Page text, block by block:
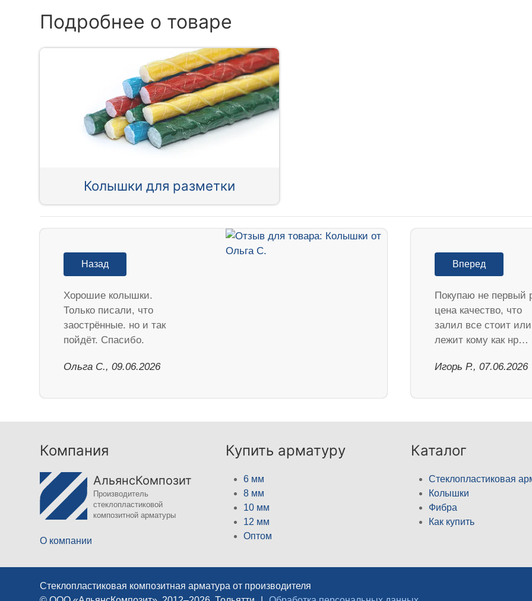
Подробнее о товаре
Колышки для разметки
Назад
Хорошие колышки.
Только писали, что
заострённые. но и так
пойдёт. Спасибо.
Ольга С., 09.06.2026
Вперед
Покупаю не первый
цена качество, что
залил все стоит или
лежит кому как нр…
Игорь Р., 07.06.2026
Компания
АльянсКомпозит
Производитель
стеклопластиковой
композитной арматуры
О компании
Купить арматуру
6 мм
8 мм
10 мм
12 мм
Оптом
Каталог
Стеклопластиковая
Колышки
Фибра
Как купить
Стеклопластиковая композитная арматура от производителя